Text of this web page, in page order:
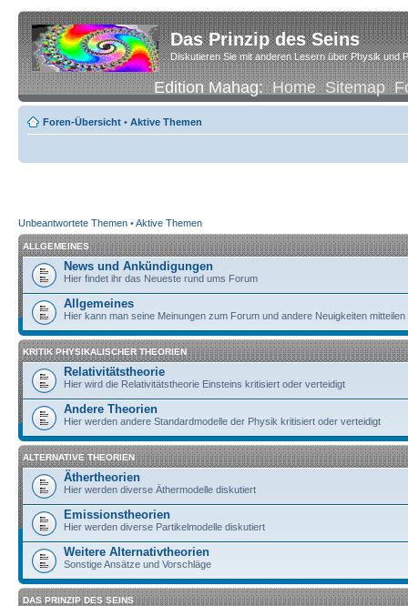
Das Prinzip des Seins
Diskutieren Sie mit anderen Lesern über Physik und
Edition Mahag:Home Sitemap
Foren-Übersicht • Aktive Themen
Unbeantwortete Themen •Aktive Themen
ALLGEMEINES
News und Ankündigungen
Hier findet ihr das Neueste rund ums Forum
Allgemeines
Hier kann man seine Meinungen zum Forum und andere Neuigkeiten mitteilen
KRITIK PHYSIKALISCHER THEORIEN
Relativitätstheorie
Hier wird die Relativitätstheorie Einsteins kritisiert oder verteidigt
Andere Theorien
Hier werden andere Standardmodelle der Physik kritisiert oder verteidigt
ALTERNATIVE THEORIEN
Äthertheorien
Hier werden diverse Äthermodelle diskutiert
Emissionstheorien
Hier werden diverse Partikelmodelle diskutiert
Weitere Alternativtheorien
Sonstige Ansätze und Vorschläge
DAS PRINZIP DES SEINS